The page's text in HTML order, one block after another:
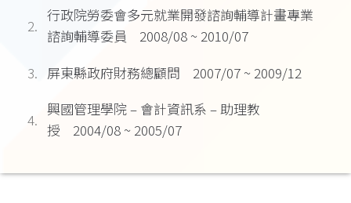
2.
行政院勞委會多元就業開發諮詢輔導計畫專業
諮詢輔導委員 2008/08 ~ 2010/07
3. 屏東縣政府財務總顧問 2007/07 ~ 2009/12
4.
興國管理學院 – 會計資訊系 – 助理教
授 2004/08 ~ 2005/07